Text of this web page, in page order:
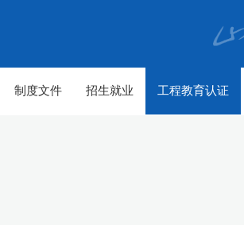
制度文件 招生就业 工程教育认证